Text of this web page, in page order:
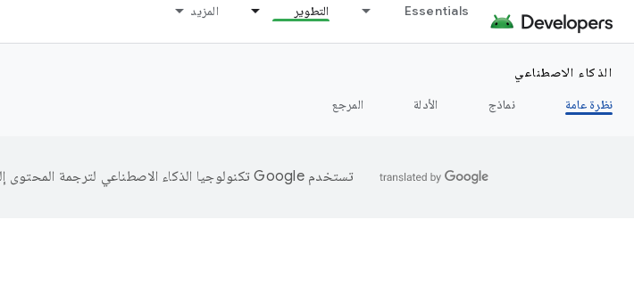
Essentials التطوير المزيد
الذكاء الاصطناعي
نظرة عامة
نماذج الأدلة المرجع
تستخدم Google تكنولوجيا الذكاء الاصطناعي لترجمة المحتوى إلى لغتك المفضّلة، وقد تتضمّن بعض الأخطاء.